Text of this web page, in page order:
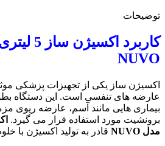
توضیحات
کاربرد اکسیژن ساز 5 لیتری نایدک مدل
NUVO
اکسیژن ساز یکی از تجهیزات پزشکی
عارضه های تنفسی است. این دستگاه
بیماری هایی مانند آسم، عارضه ریوی
برونشیت مورد استفاده قرار می گیرد.
مدل NUVO
قادر به تولید اکسیژن با